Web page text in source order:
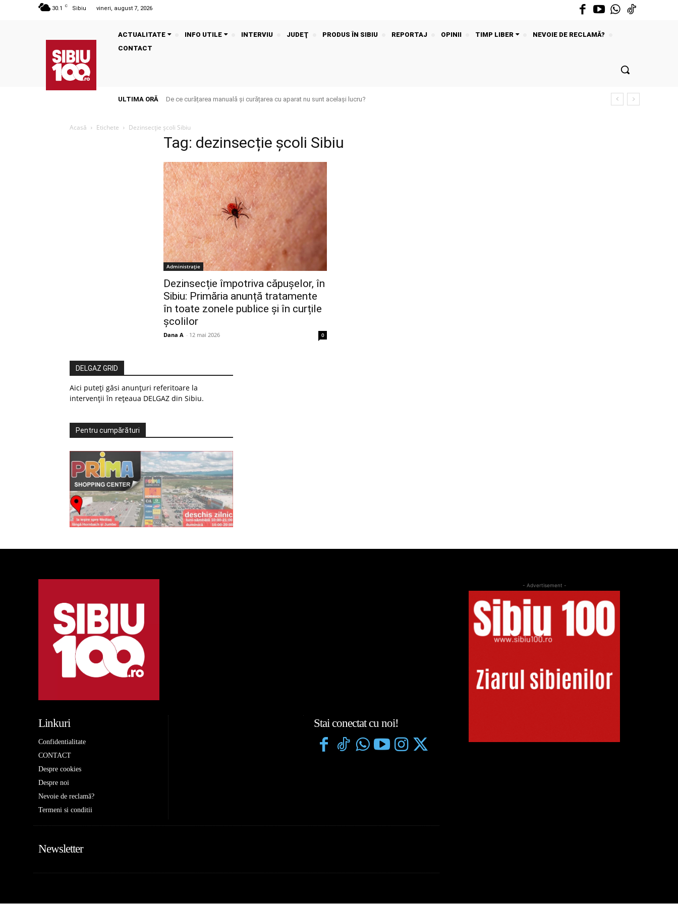
30.1 C Sibiu vineri, august 7, 2026
ACTUALITATE INFO UTILE INTERVIU JUDEŢ PRODUS ÎN SIBIU REPORTAJ OPINII TIMP LIBER
NEVOIE DE RECLAMĂ?
CONTACT
ULTIMA ORĂ De ce curățarea manuală și curățarea cu aparat nu sunt același lucru?
Acasă Etichete Dezinsecție școli Sibiu
Tag: dezinsecție școli Sibiu
Administrație
Dezinsecție împotriva căpușelor, în
Sibiu: Primăria anunță tratamente
în toate zonele publice și în curțile
școlilor
Dana A - 12 mai 2026 0
DELGAZ GRID
Aici puteți găsi anunțuri referitoare la
intervenții în rețeaua DELGAZ din Sibiu.
Pentru cumpărături
Linkuri
Confidentialitate
CONTACT
Despre cookies
Despre noi
Nevoie de reclamă?
Termeni si conditii
Stai conectat cu noi!
Newsletter
- Advertisement -